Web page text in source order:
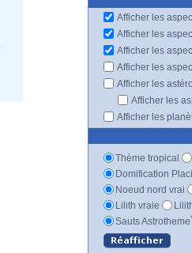
Afficher les
Afficher les
Afficher les
Afficher les
Afficher les
Afficher les
Afficher les
Thème tropical
Domification
Noeud nord vrai
Lilith vraie
Sauts Astrotheme